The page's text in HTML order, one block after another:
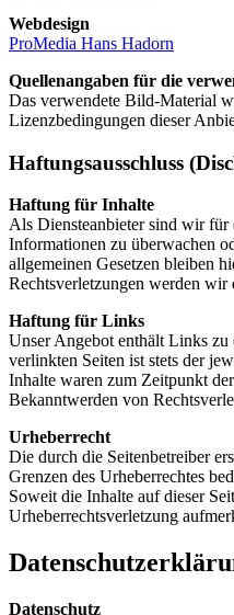
Webdesign
ProMedia Hans Hadorn
Quellenangaben für die
Das verwendete Bild-Material
Lizenzbedingungen dieser
Haftungsausschluss
Haftung für Inhalte
Als Diensteanbieter sind wir für
Informationen zu überwachen
allgemeinen Gesetzen bleiben
Rechtsverletzungen werden wir
Haftung für Links
Unser Angebot enthält Links
verlinkten Seiten ist stets der
Inhalte waren zum Zeitpunkt
Bekanntwerden von
Urheberrecht
Die durch die Seitenbetreiber
Grenzen des Urheberrechtes
Soweit die Inhalte auf dieser
Urheberrechtsverletzung
Datenschutz